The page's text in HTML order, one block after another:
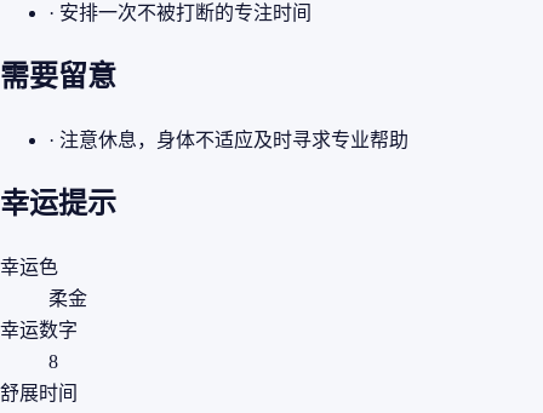
· 安排一次不被打断的专注时间
需要留意
· 注意休息，身体不适应及时寻求专业帮助
幸运提示
幸运色
柔金
幸运数字
8
舒展时间